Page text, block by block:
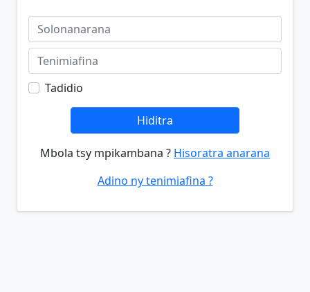
Tadidio
Hiditra
Mbola tsy mpikambana ? Hisoratra anarana
Adino ny tenimiafina ?